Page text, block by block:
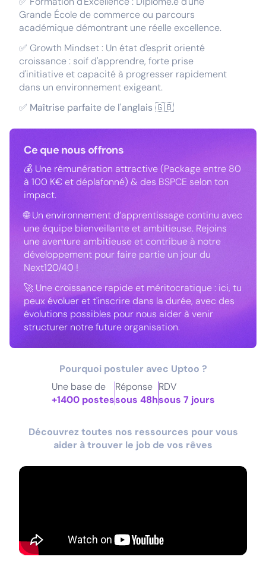
Grande École de commerce ou parcours
académique démontrant une réelle excellence.
✅ Growth Mindset : Un état d'esprit orienté
croissance : soif d'apprendre, forte prise
d'initiative et capacité à progresser rapidement
dans un environnement exigeant.
✅ Maîtrise parfaite de l'anglais 🇬🇧
Ce que nous offrons
💰 Une rémunération attractive (Package entre 80
à 100 K€ et déplafonné) & des BSPCE selon ton
impact.
🌐 Un environnement d’apprentissage continu avec
une équipe bienveillante et ambitieuse. Rejoins
une aventure ambitieuse et contribue à notre
développement pour faire partie un jour du
Next120/40 !
🚀 Une croissance rapide et méritocratique : ici, tu
peux évoluer et t'inscrire dans la durée, avec des
évolutions possibles pour nous aider à venir
structurer notre future organisation.
Pourquoi postuler avec Uptoo ?
Une base de
+1400 postes
Réponse
sous 48h
RDV
sous 7 jours
Découvrez toutes nos ressources pour vous
aider à trouver le job de vos rêves